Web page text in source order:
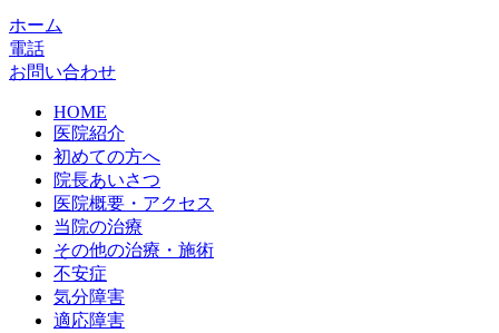
ホーム
電話
お問い合わせ
HOME
医院紹介
初めての方へ
院長あいさつ
医院概要・アクセス
当院の治療
その他の治療・施術
不安症
気分障害
適応障害